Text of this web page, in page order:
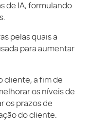
de IA, formulando
pelas quais a
para aumentar
cliente, a fim de
os níveis de
os prazos de
do cliente.